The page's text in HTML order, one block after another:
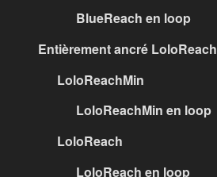
BlueReach en loop
Entièrement ancré LoloReach
LoloReachMin
LoloReachMin en loop
LoloReach
LoloReach en loop